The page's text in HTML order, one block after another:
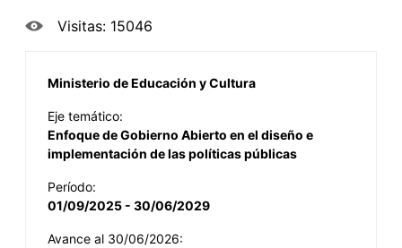
Visitas: 15046
Ministerio de Educación y Cultura
Eje temático:
Enfoque de Gobierno Abierto en el diseño e
implementación de las políticas públicas
Período:
01/09/2025 - 30/06/2029
Avance al 30/06/2026: